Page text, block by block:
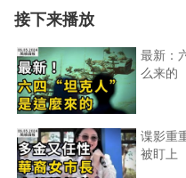
接下来播放
最新：
么来的
谍影重
被盯上